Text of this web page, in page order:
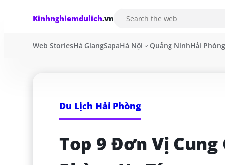
Kinhnghiemdulich.vn
Web StoriesHà GiangSapaHà Nội Quảng NinhHải Phòng
Du Lịch Hải Phòng
Top 9 Đơn Vị